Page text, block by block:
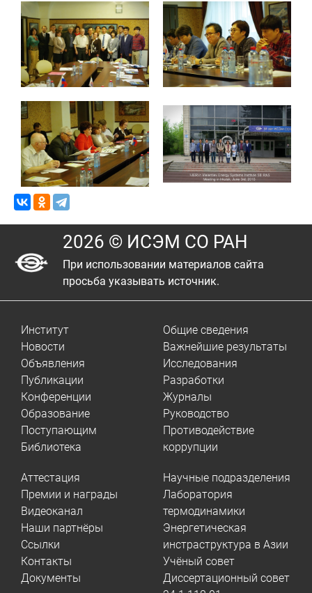
2026 © ИСЭМ СО РАН
При использовании материалов сайта
просьба указывать источник.
Институт
Новости
Объявления
Публикации
Конференции
Образование
Поступающим
Библиотека
Общие сведения
Важнейшие результаты
Исследования
Разработки
Журналы
Руководство
Противодействие
коррупции
Аттестация
Премии и награды
Видеоканал
Наши партнёры
Ссылки
Контакты
Документы
Научные подразделения
Лаборатория
термодинамики
Энергетическая
инстраструктура в Азии
Учёный совет
Диссертационный совет